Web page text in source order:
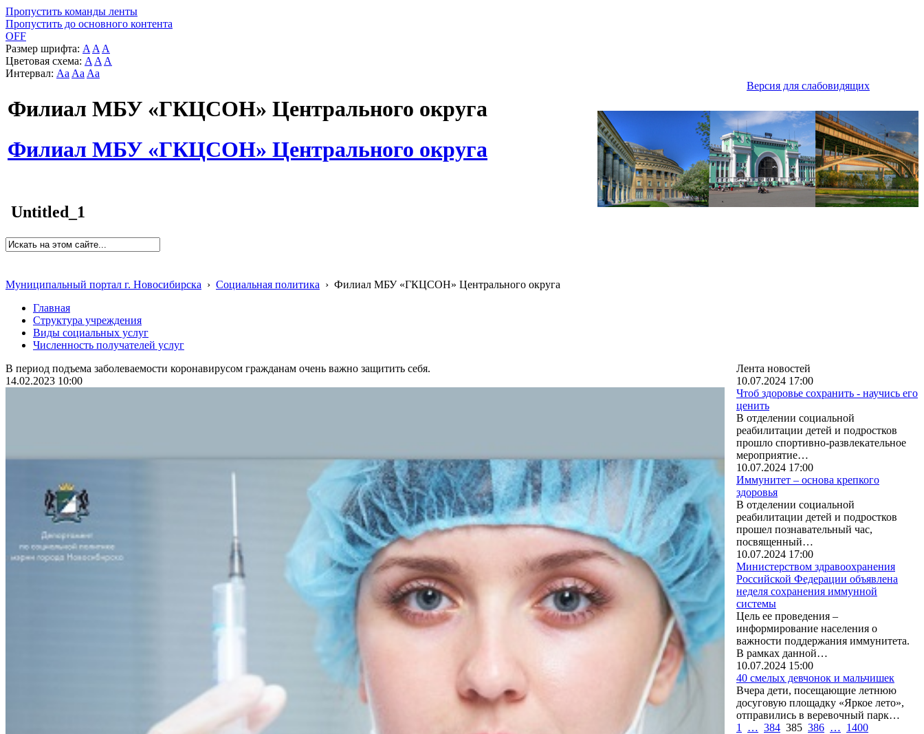
Пропустить команды ленты
Пропустить до основного контента
OFF
Размер шрифта: A A A
Цветовая схема: A A A
Интервал: Aa Aa Aa
Версия для слабовидящих
Филиал МБУ «ГКЦСОН» Центрального округа
Филиал МБУ «ГКЦСОН» Центрального округа
Untitled_1
Муниципальный портал г. Новосибирска › Социальная политика › Филиал МБУ «ГКЦСОН» Центрального округа
Главная
Структура учреждения
Виды социальных услуг
Численность получателей услуг
В период подъема заболеваемости коронавирусом гражданам очень важно защитить себя.
14.02.2023 10:00
Лента новостей
10.07.2024 17:00
Чтоб здоровье сохранить - научись его
ценить
В отделении социальной
реабилитации детей и подростков
прошло спортивно-развлекательное
мероприятие…
10.07.2024 17:00
Иммунитет – основа крепкого
здоровья
В отделении социальной
реабилитации детей и подростков
прошел познавательный час,
посвященный…
10.07.2024 17:00
Министерством здравоохранения
Российской Федерации объявлена
неделя сохранения иммунной
системы
Цель ее проведения –
информирование населения о
важности поддержания иммунитета.
В рамках данной…
10.07.2024 15:00
40 смелых девчонок и мальчишек
Вчера дети, посещающие летнюю
досуговую площадку «Яркое лето»,
отправились в веревочный парк…
1
… 384 385 386 … 1400